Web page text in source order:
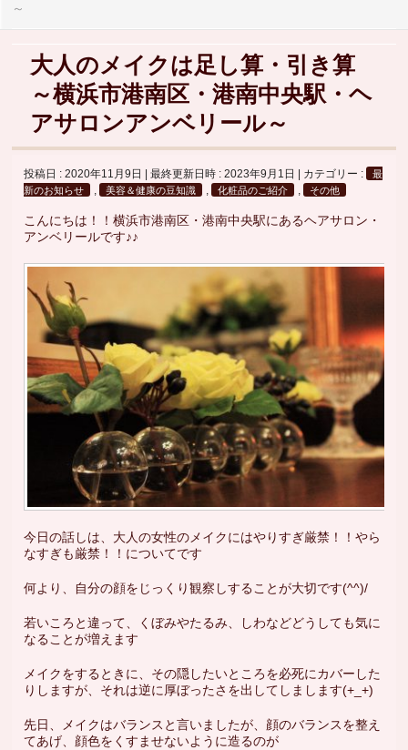
～
大人のメイクは足し算・引き算
～横浜市港南区・港南中央駅・ヘ
アサロンアンベリール～
投稿日 : 2020年11月9日 最終更新日時 : 2023年9月1日 カテゴリー :
最
新のお知らせ
, 美容＆健康の豆知識 , 化粧品のご紹介 , その他
こんにちは！！横浜市港南区・港南中央駅にあるヘアサロン・
アンベリールです♪♪
今日の話しは、大人の女性のメイクにはやりすぎ厳禁！！やら
なすぎも厳禁！！についてです
何より、自分の顔をじっくり観察しすることが大切です(^^)/
若いころと違って、くぼみやたるみ、しわなどどうしても気に
なることが増えます
メイクをするときに、その隠したいところを必死にカバーした
りしますが、それは逆に厚ぼったさを出してしまします(+_+)
先日、メイクはバランスと言いましたが、顔のバランスを整え
てあげ、顔色をくすませないように造るのが